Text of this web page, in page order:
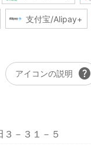
支付宝/Alipay+
アイコンの説明 help
－３１－５